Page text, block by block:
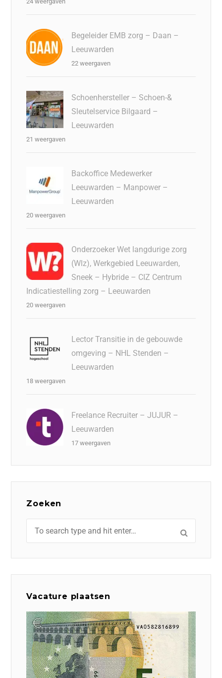
Begeleider EMB zorg – Daan –
Leeuwarden
22 weergaven
Schoenhersteller – Schoen-&
Sleutelservice Bilgaard –
Leeuwarden
21 weergaven
Backoffice Medewerker
Leeuwarden – Manpower –
Leeuwarden
20 weergaven
Onderzoeker Wet langdurige zorg
(Wlz), Werkgebied Leeuwarden,
Sneek – Hybride – CIZ Centrum
Indicatiestelling zorg – Leeuwarden
20 weergaven
Lector Transitie in de gebouwde
omgeving – NHL Stenden –
Leeuwarden
18 weergaven
Freelance Recruiter – JUJUR –
Leeuwarden
17 weergaven
Zoeken
Vacature plaatsen